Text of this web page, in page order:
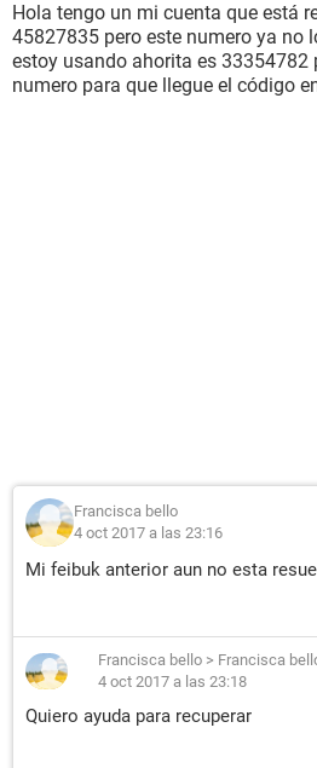
Hola tengo un mi cuenta que está
45827835 pero este numero ya no
estoy usando ahorita es 33354782
numero para que llegue el código
Francisca bello
4 oct 2017 a las 23:16
Mi feibuk anterior aun no esta
Francisca bello > Francisca
4 oct 2017 a las 23:18
Quiero ayuda para recuperar